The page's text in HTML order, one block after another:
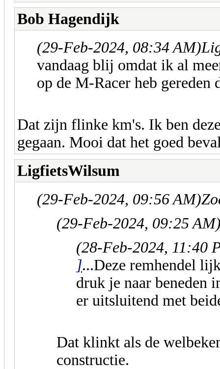
Bob Hagendijk
(29-Feb-2024, 08:34 AM)
vandaag blij omdat ik al
op de M-Racer heb gereden
Dat zijn flinke km's. Ik ben
gegaan. Mooi dat het goed
LigfietsWilsum
(29-Feb-2024, 09:56 AM)
(29-Feb-2024, 09:25
(28-Feb-2024, 11:40
]...Deze remhendel
druk je naar beneden
er uitsluitend met
Dat klinkt als de
constructie.